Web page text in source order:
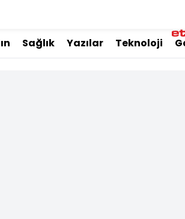
Sağlık Yazılar Teknoloji